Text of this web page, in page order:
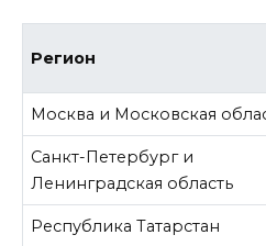
Регион
Москва и Московская
Санкт-Петербург и
Ленинградская область
Республика Татарстан